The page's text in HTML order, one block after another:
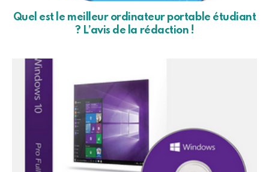
Quel est le meilleur ordinateur portable étudiant
? L’avis de la rédaction !